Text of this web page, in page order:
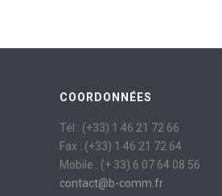
COORDONNÉES
Tél : (+33) 1 46 21 72 66
Fax : (+33) 1 46 21 72 64
Mobile : (+ 33) 6 07 64 08 56
contact@b-comm.fr